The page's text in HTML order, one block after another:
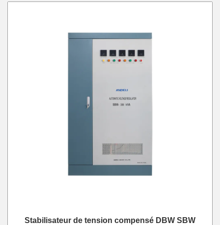
Stabilisateur de tension compensé DBW SBW